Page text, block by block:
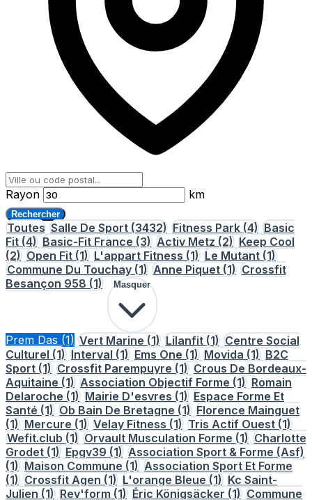
Rayon km
Rechercher
Toutes Salle De Sport (3432) Fitness Park (4) Basic
Fit (4) Basic-Fit France (3) Activ Metz (2) Keep Cool
(2) Open Fit (1) L'appart Fitness (1) Le Mutant (1)
Commune Du Touchay (1) Anne Piquet (1) Crossfit
Besançon 958 (1) Masquer
Prem Das (1) Vert Marine (1) Lilanfit (1) Centre Social
Culturel (1) Interval (1) Ems One (1) Movida (1) B2C
Sport (1) Crossfit Parempuyre (1) Crous De Bordeaux-
Aquitaine (1) Association Objectif Forme (1) Romain
Delaroche (1) Mairie D'esvres (1) Espace Forme Et
Santé (1) Ob Bain De Bretagne (1) Florence Mainguet
(1) Mercure (1) Velay Fitness (1) Tris Actif Ouest (1)
Wefit.club (1) Orvault Musculation Forme (1) Charlotte
Grodet (1) Epgv39 (1) Association Sport & Forme (Asf)
(1) Maison Commune (1) Association Sport Et Forme
(1) Crossfit Agen (1) L'orange Bleue (1) Kc Saint-
Julien (1) Rev'form (1) Éric Königsäcker (1) Commune